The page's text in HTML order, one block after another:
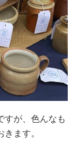
すが、色んなも
ます。